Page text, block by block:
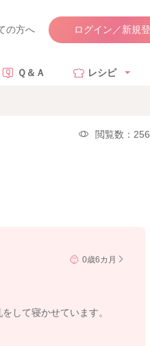
の方へ ログイン／新規
Ｑ＆Ａ レシピ
閲覧数：256
0歳6カ月
して寝かせています。